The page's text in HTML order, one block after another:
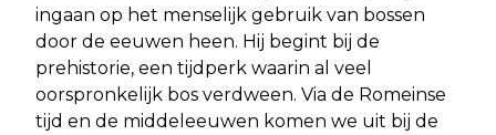
ingaan op het menselijk gebruik van bossen
door de eeuwen heen. Hij begint bij de
prehistorie, een tijdperk waarin al veel
oorspronkelijk bos verdween. Via de Romeinse
tijd en de middeleeuwen komen we uit bij de